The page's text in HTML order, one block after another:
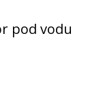
pod vodu